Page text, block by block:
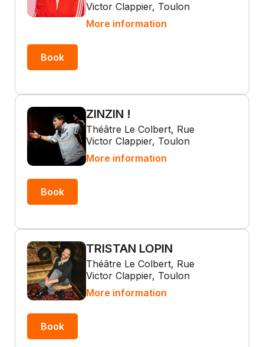
Victor Clappier, Toulon
More information
Book
ZINZIN !
Théâtre Le Colbert, Rue
Victor Clappier, Toulon
More information
Book
TRISTAN LOPIN
Théâtre Le Colbert, Rue
Victor Clappier, Toulon
More information
Book